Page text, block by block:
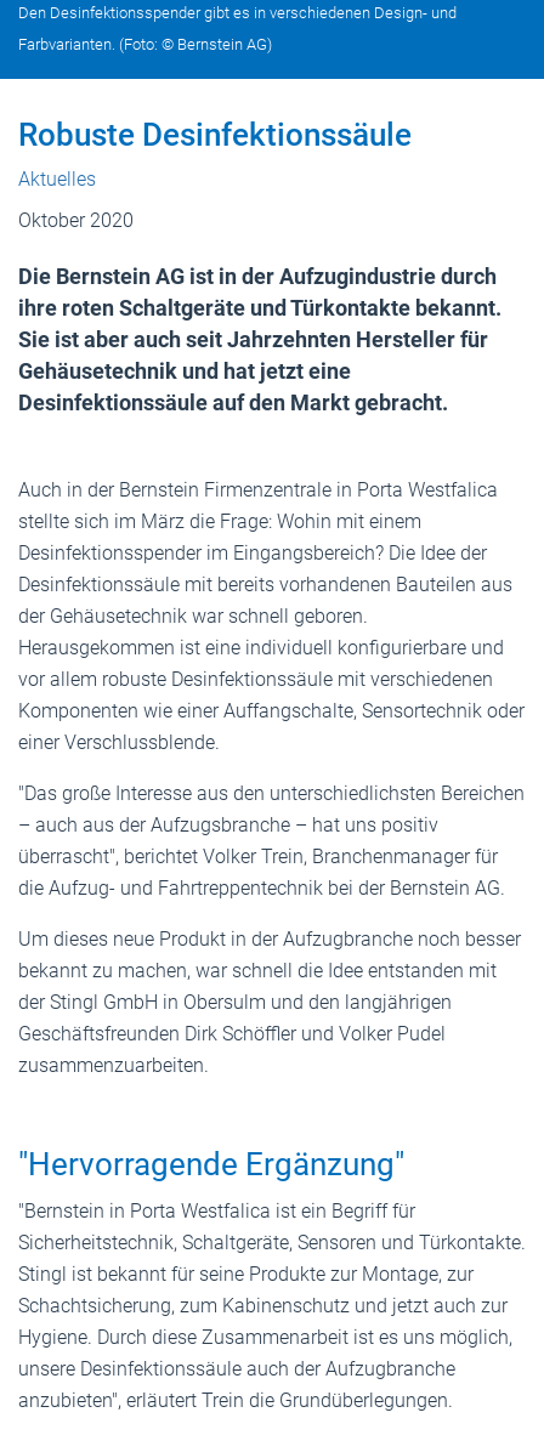
Den Desinfektionsspender gibt es in verschiedenen Design- und
Farbvarianten. (Foto: © Bernstein AG)
Robuste Desinfektionssäule
Aktuelles
Oktober 2020
Die Bernstein AG ist in der Aufzugindustrie durch
ihre roten Schaltgeräte und Türkontakte bekannt.
Sie ist aber auch seit Jahrzehnten Hersteller für
Gehäusetechnik und hat jetzt eine
Desinfektionssäule auf den Markt gebracht.
Auch in der Bernstein Firmenzentrale in Porta Westfalica
stellte sich im März die Frage: Wohin mit einem
Desinfektionsspender im Eingangsbereich? Die Idee der
Desinfektionssäule mit bereits vorhandenen Bauteilen aus
der Gehäusetechnik war schnell geboren.
Herausgekommen ist eine individuell konfigurierbare und
vor allem robuste Desinfektionssäule mit verschiedenen
Komponenten wie einer Auffangschalte, Sensortechnik oder
einer Verschlussblende.
"Das große Interesse aus den unterschiedlichsten Bereichen
– auch aus der Aufzugsbranche – hat uns positiv
überrascht", berichtet Volker Trein, Branchenmanager für
die Aufzug- und Fahrtreppentechnik bei der Bernstein AG.
Um dieses neue Produkt in der Aufzugbranche noch besser
bekannt zu machen, war schnell die Idee entstanden mit
der Stingl GmbH in Obersulm und den langjährigen
Geschäftsfreunden Dirk Schöffler und Volker Pudel
zusammenzuarbeiten.
"Hervorragende Ergänzung"
"Bernstein in Porta Westfalica ist ein Begriff für
Sicherheitstechnik, Schaltgeräte, Sensoren und Türkontakte.
Stingl ist bekannt für seine Produkte zur Montage, zur
Schachtsicherung, zum Kabinenschutz und jetzt auch zur
Hygiene. Durch diese Zusammenarbeit ist es uns möglich,
unsere Desinfektionssäule auch der Aufzugbranche
anzubieten", erläutert Trein die Grundüberlegungen.